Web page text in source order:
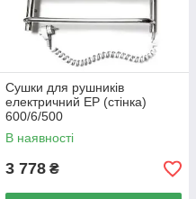
Сушки для рушників
електричний EP (стінка)
600/6/500
В наявності
3 778 ₴